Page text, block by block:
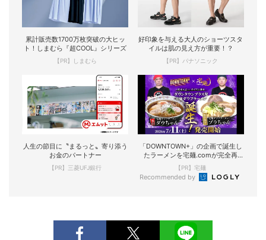
累計販売数1700万枚突破の大ヒッ
ト！しまむら『超COOL』シリーズ
【PR】しまむら
好印象を与える大人のショーツスタ
イルは肌の見え方が重要！？
【PR】パナソニック
人生の節目に〝まるっと〟寄り添う
お金のパートナー
【PR】三菱UFJ銀行
「DOWNTOWN+」の企画で誕生し
たラーメンを宅麺.comが完全再
現！
【PR】宅麺
Recommended by